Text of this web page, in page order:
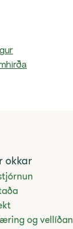
okkar
og vellíðan